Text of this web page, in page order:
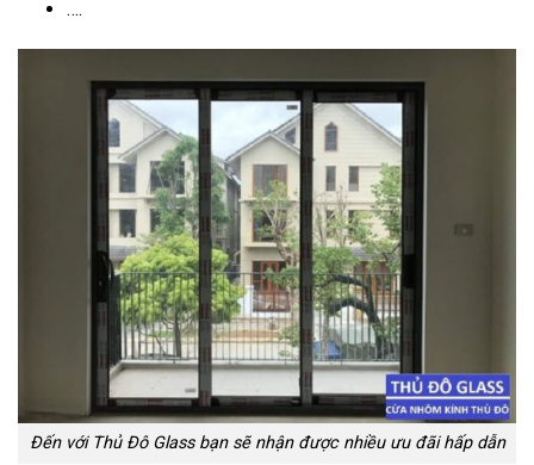
….
Đến với Thủ Đô Glass bạn sẽ nhận được nhiều ưu đãi hấp dẫn